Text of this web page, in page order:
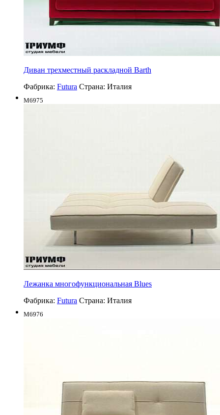
Диван трехместный раскладной Barth
Фабрика: Futura Страна: Италия
M6975
Лежанка многофункциональная Blues
Фабрика: Futura Страна: Италия
M6976